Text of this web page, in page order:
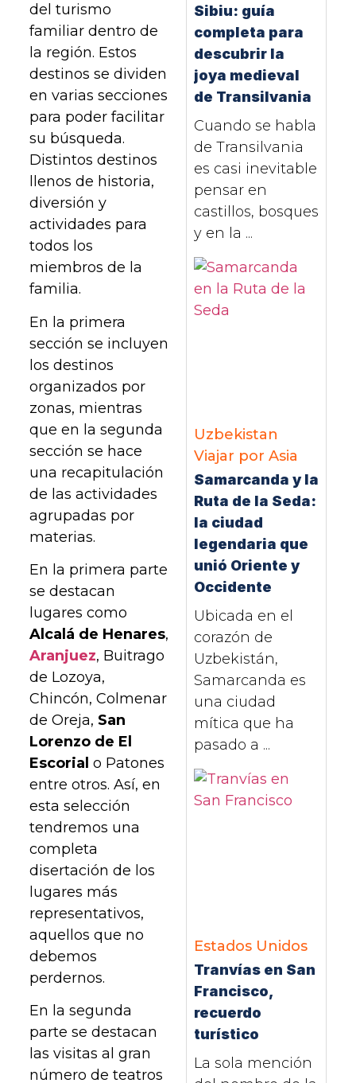
del turismo
familiar dentro de
la región. Estos
destinos se dividen
en varias secciones
para poder facilitar
su búsqueda.
Distintos destinos
llenos de historia,
diversión y
actividades para
todos los
miembros de la
familia.
En la primera
sección se incluyen
los destinos
organizados por
zonas, mientras
que en la segunda
sección se hace
una recapitulación
de las actividades
agrupadas por
materias.
En la primera parte
se destacan
lugares como
Alcalá de Henares,
Aranjuez, Buitrago
de Lozoya,
Chincón, Colmenar
de Oreja, San
Lorenzo de El
Escorial o Patones
entre otros. Así, en
esta selección
tendremos una
completa
disertación de los
lugares más
representativos,
aquellos que no
debemos
perdernos.
En la segunda
parte se destacan
las visitas al gran
número de teatros
Sibiu: guía
completa para
descubrir la
joya medieval
de Transilvania
Cuando se habla
de Transilvania
es casi inevitable
pensar en
castillos, bosques
y en la ...
Uzbekistan
Viajar por Asia
Samarcanda y la
Ruta de la Seda:
la ciudad
legendaria que
unió Oriente y
Occidente
Ubicada en el
corazón de
Uzbekistán,
Samarcanda es
una ciudad
mítica que ha
pasado a ...
Estados Unidos
Tranvías en San
Francisco,
recuerdo
turístico
La sola mención